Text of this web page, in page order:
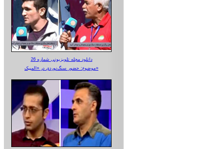
دانلود مجله تلویزیونی شماره 26
موضوع: حضور سنگ‌نوردی در «المپیک»